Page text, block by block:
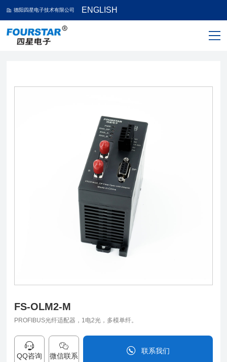
德阳四星电子技术有限公司 ENGLISH
FS-OLM2-M
PROFIBUS光纤适配器，1电2光，多模单纤。
QQ咨询 微信联系
联系我们